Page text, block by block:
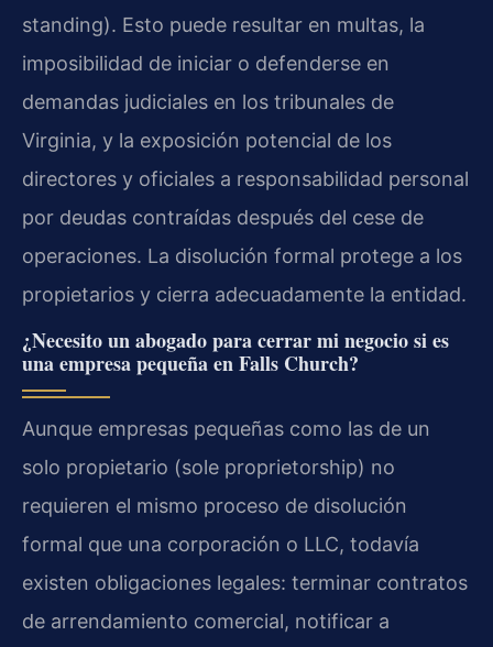
standing). Esto puede resultar en multas, la
imposibilidad de iniciar o defenderse en
demandas judiciales en los tribunales de
Virginia, y la exposición potencial de los
directores y oficiales a responsabilidad personal
por deudas contraídas después del cese de
operaciones. La disolución formal protege a los
propietarios y cierra adecuadamente la entidad.
¿Necesito un abogado para cerrar mi negocio si es
una empresa pequeña en Falls Church?
Aunque empresas pequeñas como las de un
solo propietario (sole proprietorship) no
requieren el mismo proceso de disolución
formal que una corporación o LLC, todavía
existen obligaciones legales: terminar contratos
de arrendamiento comercial, notificar a